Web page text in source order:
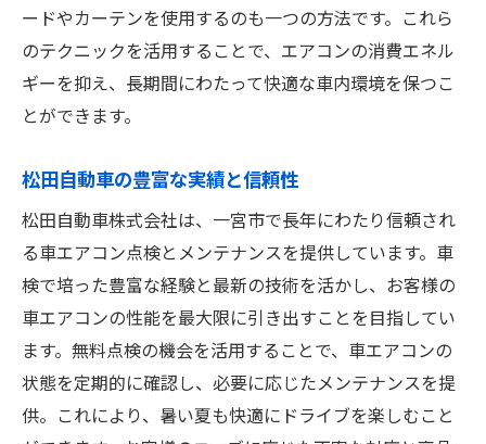
ードやカーテンを使用するのも一つの方法です。これら
のテクニックを活用することで、エアコンの消費エネル
ギーを抑え、長期間にわたって快適な車内環境を保つこ
とができます。
松田自動車の豊富な実績と信頼性
松田自動車株式会社は、一宮市で長年にわたり信頼され
る車エアコン点検とメンテナンスを提供しています。車
検で培った豊富な経験と最新の技術を活かし、お客様の
車エアコンの性能を最大限に引き出すことを目指してい
ます。無料点検の機会を活用することで、車エアコンの
状態を定期的に確認し、必要に応じたメンテナンスを提
供。これにより、暑い夏も快適にドライブを楽しむこと